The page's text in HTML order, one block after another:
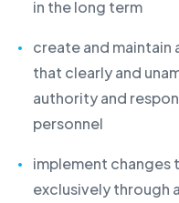
in the long term
create and
that clearly and
authority and
personnel
implement changes
exclusively through